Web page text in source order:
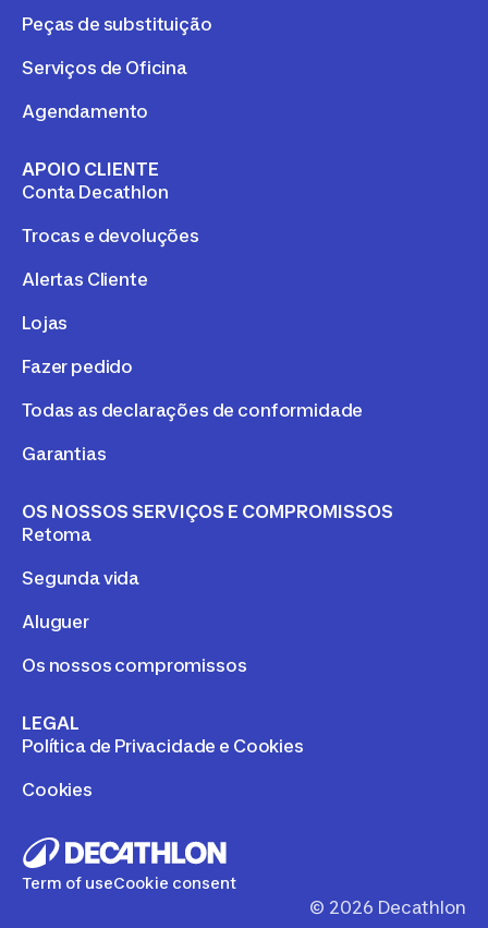
Peças de substituição
Serviços de Oficina
Agendamento
APOIO CLIENTE
Conta Decathlon
Trocas e devoluções
Alertas Cliente
Lojas
Fazer pedido
Todas as declarações de conformidade
Garantias
OS NOSSOS SERVIÇOS E COMPROMISSOS
Retoma
Segunda vida
Aluguer
Os nossos compromissos
LEGAL
Política de Privacidade e Cookies
Cookies
Term of useCookie consent
© 2026 Decathlon